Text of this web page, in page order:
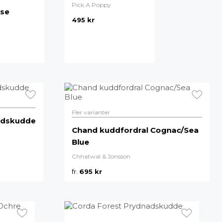
Delikatesser
High-tech
Pick A Poppy
495 kr
Fler varianter
Chand kuddfordral Cognac/Sea
Blue
Chhatwal & Jonsson
fr. 695 kr